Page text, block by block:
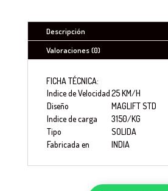
Descripción
Valoraciones (0)
FICHA TÉCNICA:
Indice de Velocidad25 KM/H
Diseño
MAGLIFT STD
Indice de carga
3150/KG
Tipo
SOLIDA
Fabricada en
INDIA